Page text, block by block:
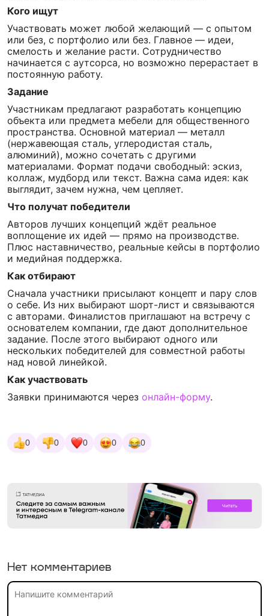
Кого ищут
Участвовать может любой желающий — с опытом
или без, с портфолио или без. Главное — идеи,
смелость и желание расти. Сотрудничество
начинается с аутсорса, но возможно перерастает в
постоянную работу.
Задание
Участникам предлагают разработать концепцию
объекта или предмета мебели для общественного
пространства. Основной материал — металл
(нержавеющая сталь, углеродистая сталь,
алюминий), можно сочетать с другими
материалами. Формат подачи свободный: эскиз,
коллаж, мудборд или текст. Важна сама идея: как
выглядит, зачем нужна, чем цепляет.
Что получат победители
Авторов лучших концепций ждёт реальное
воплощение их идей — прямо на производстве.
Плюс наставничество, реальные кейсы в портфолио
и медийная поддержка.
Как отбирают
Сначала участники присылают концепт и пару слов
о себе. Из них выбирают шорт-лист и связываются
с авторами. Финалистов приглашают на встречу с
основателем компании, где дают дополнительное
задание. После этого выбирают одного или
нескольких победителей для совместной работы
над новой линейкой.
Как участвовать
Заявки принимаются через онлайн-форму.
0 0 0 0 0
Нет комментариев